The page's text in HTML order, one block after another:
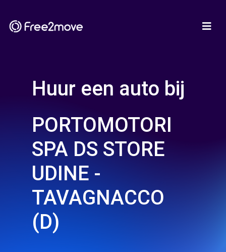
Huur een auto bij
PORTOMOTORI
SPA DS STORE
UDINE -
TAVAGNACCO
(D)